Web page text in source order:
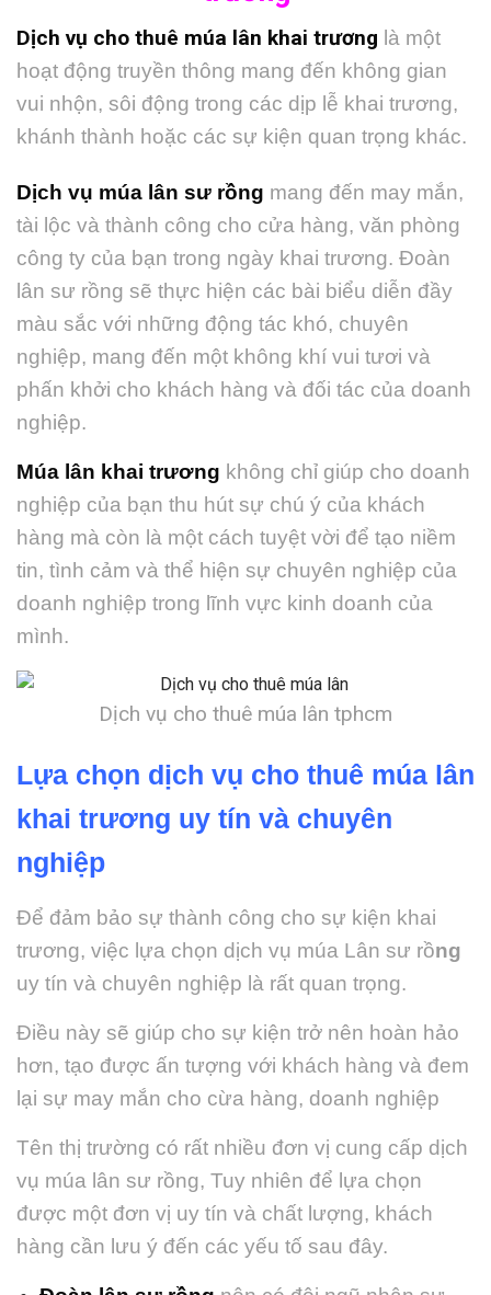
Dịch vụ cho thuê múa lân khai trương là một
hoạt động truyền thông mang đến không gian
vui nhộn, sôi động trong các dịp lễ khai trương,
khánh thành hoặc các sự kiện quan trọng khác.
Dịch vụ múa lân sư rồng mang đến may mắn,
tài lộc và thành công cho cửa hàng, văn phòng
công ty của bạn trong ngày khai trương. Đoàn
lân sư rồng sẽ thực hiện các bài biểu diễn đầy
màu sắc với những động tác khó, chuyên
nghiệp, mang đến một không khí vui tươi và
phấn khởi cho khách hàng và đối tác của doanh
nghiệp.
Múa lân khai trương không chỉ giúp cho doanh
nghiệp của bạn thu hút sự chú ý của khách
hàng mà còn là một cách tuyệt vời để tạo niềm
tin, tình cảm và thể hiện sự chuyên nghiệp của
doanh nghiệp trong lĩnh vực kinh doanh của
mình.
Dịch vụ cho thuê múa lân tphcm
Lựa chọn dịch vụ cho thuê múa lân
khai trương uy tín và chuyên
nghiệp
Để đảm bảo sự thành công cho sự kiện khai
trương, việc lựa chọn dịch vụ múa Lân sư rồng
uy tín và chuyên nghiệp là rất quan trọng.
Điều này sẽ giúp cho sự kiện trở nên hoàn hảo
hơn, tạo được ấn tượng với khách hàng và đem
lại sự may mắn cho cừa hàng, doanh nghiệp
Tên thị trường có rất nhiều đơn vị cung cấp dịch
vụ múa lân sư rồng, Tuy nhiên để lựa chọn
được một đơn vị uy tín và chất lượng, khách
hàng cần lưu ý đến các yếu tố sau đây.